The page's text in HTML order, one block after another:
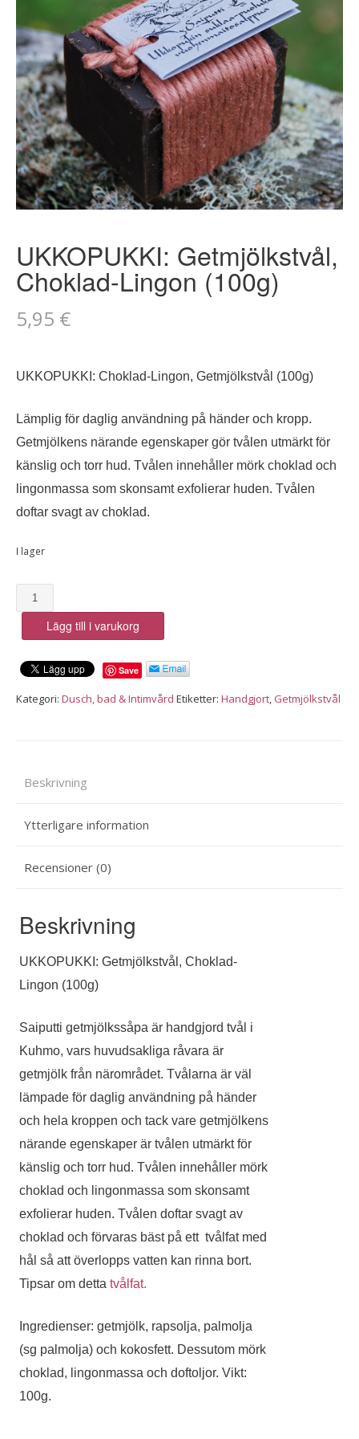
UKKOPUKKI: Getmjölkstvål,
Choklad-Lingon (100g)
5,95 €
UKKOPUKKI: Choklad-Lingon, Getmjölkstvål (100g)
Lämplig för daglig användning på händer och kropp.
Getmjölkens närande egenskaper gör tvålen utmärkt för
känslig och torr hud. Tvålen innehåller mörk choklad och
lingonmassa som skonsamt exfolierar huden. Tvålen
doftar svagt av choklad.
I lager
UKKOPUKKI:
Getmjölkstvål,
Choklad-
(100g)
Lägg till i varukorg
Save
Kategori: Dusch, bad & Intimvård Etiketter: Handgjort, Getmjölkstvål
Beskrivning
Ytterligare information
Recensioner (0)
Beskrivning
UKKOPUKKI:Getmjölkstvål,Choklad-
Lingon (100g)
Saiputti getmjölkssåpa är handgjord tvål i
Kuhmo, vars huvudsakliga råvara är
getmjölk från närområdet. Tvålarna är väl
lämpade för daglig användning på händer
och hela kroppen och tack vare getmjölkens
närande egenskaper är tvålen utmärkt för
känslig och torr hud. Tvålen innehåller mörk
choklad och lingonmassa som skonsamt
exfolierar huden. Tvålen doftar svagt av
choklad och förvaras bäst på ett tvålfat med
hål så att överlopps vatten kan rinna bort.
Tipsar om dettatvålfat.
Ingredienser: getmjölk, rapsolja, palmolja
(sg palmolja) och kokosfett. Dessutom mörk
choklad, lingonmassa och doftoljor. Vikt:
100g.